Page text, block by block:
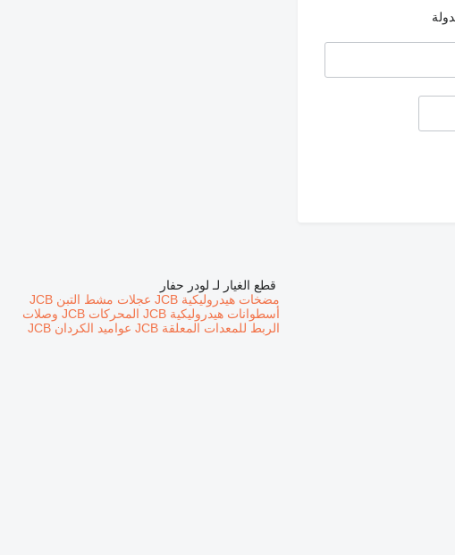
قطع الغيار لـ لودر حفار
مضخات هيدروليكية JCB
عجلات مشط التبن JCB
أسطوانات هيدروليكية JCB
المحركات JCB
وصلات
الربط للمعدات المعلقة JCB
عواميد الكردان JCB